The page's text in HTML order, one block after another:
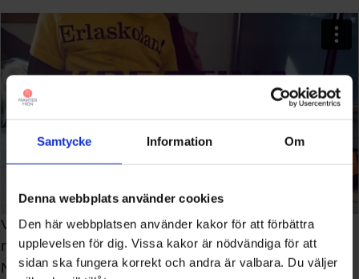
Samtycke Information Om
Denna webbplats använder cookies
Den här webbplatsen använder kakor för att förbättra
upplevelsen för dig. Vissa kakor är nödvändiga för att
sidan ska fungera korrekt och andra är valbara. Du väljer
Vinnaren av tävlingen och priset på 5000 SEK att göra
något roligt med klassen gick till årskurs 6 från
Norrköpings Montessoriskola. Motiveringen från jury